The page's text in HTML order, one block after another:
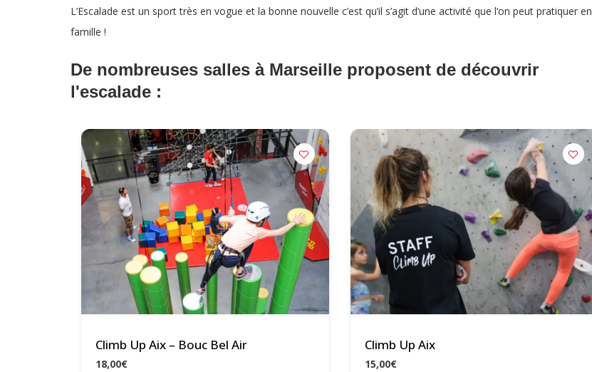
L’Escalade est un sport très en vogue et la bonne nouvelle c’est qu’il s’agit d’une activité que l’on peut pratiquer en
famille !
De nombreuses salles à Marseille proposent de découvrir
l'escalade :
Climb Up Aix – Bouc Bel Air
18,00€
Climb Up Aix
15,00€